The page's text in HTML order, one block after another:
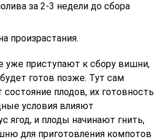
за 2-3 недели до сбора
произрастания.
уже приступают к сбору вишни,
готов позже. Тут сам
плодов, их готовность
условия влияют
ягод, и плоды начинают гнить,
для приготовления компотов